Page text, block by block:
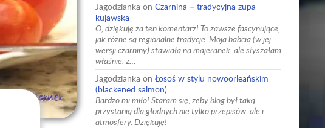
Jagodzianka on Czarnina – tradycyjna zupa
kujawska
O, dziękuję za ten komentarz! To zawsze fascynujące,
jak różne są regionalne tradycje. Moja babcia (w jej
wersji czarniny) stawiała na majeranek, ale słyszałam
właśnie, ż…
Jagodzianka on Łosoś w stylu nowoorleańskim
(blackened salmon)
Bardzo mi miło! Staram się, żeby blog był taką
przystanią dla głodnych nie tylko przepisów, ale i
atmosfery. Dziękuję!